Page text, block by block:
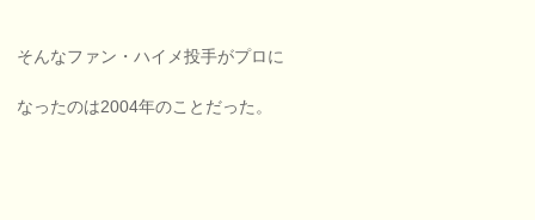
そんなファン・ハイメ投手がプロに
なったのは2004年のことだった。